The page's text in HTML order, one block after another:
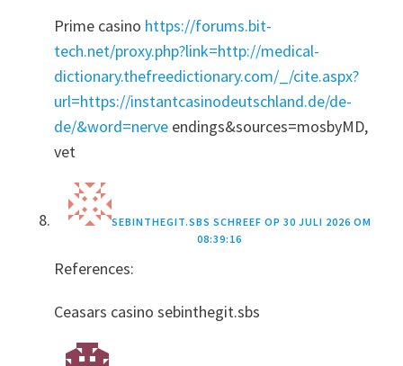
Prime casino https://forums.bit-
tech.net/proxy.php?link=http://medical-
dictionary.thefreedictionary.com/_/cite.aspx?
url=https://instantcasinodeutschland.de/de-
de/&word=nerve endings&sources=mosbyMD,
vet
SEBINTHEGIT.SBS SCHREEF OP 30 JULI 2026 OM
08:39:16
References:
Ceasars casino sebinthegit.sbs